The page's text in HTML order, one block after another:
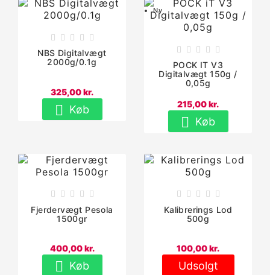
    
NBS Digitalvægt
2000g/0.1g
325,00 kr.
 Køb
Ny
    
POCK IT V3
Digitalvægt 150g /
0,05g
215,00 kr.
 Køb
    
Fjerdervægt Pesola
1500gr
400,00 kr.
 Køb
    
Kalibrerings Lod
500g
100,00 kr.
Udsolgt